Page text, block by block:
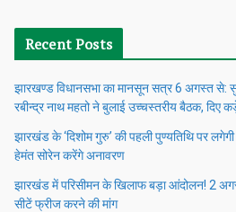
Recent Posts
झारखण्ड विधानसभा का मानसून सत्र 6 अगस्त से:
रबीन्द्र नाथ महतो ने बुलाई उच्चस्तरीय बैठक, दिए
झारखंड के ‘दिशोम गुरु’ की पहली पुण्यतिथि पर
हेमंत सोरेन करेंगे अनावरण
झारखंड में परिसीमन के खिलाफ बड़ा आंदोलन! 2
सीटें फ्रीज करने की मांग